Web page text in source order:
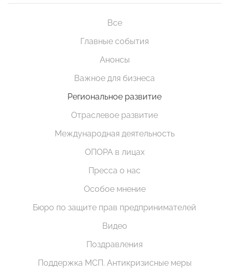
Все
Главные события
Анонсы
Важное для бизнеса
Региональное развитие
Отраслевое развитие
Международная деятельность
ОПОРА в лицах
Пресса о нас
Особое мнение
Бюро по защите прав предпринимателей
Видео
Поздравления
Поддержка МСП. Антикризисные меры